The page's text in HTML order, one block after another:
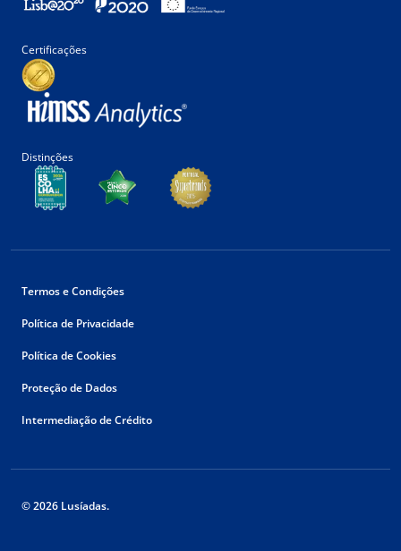
Certificações
Distinções
Termos e Condições
Política de Privacidade
Política de Cookies
Proteção de Dados
Intermediação de Crédito
© 2026 Lusíadas.